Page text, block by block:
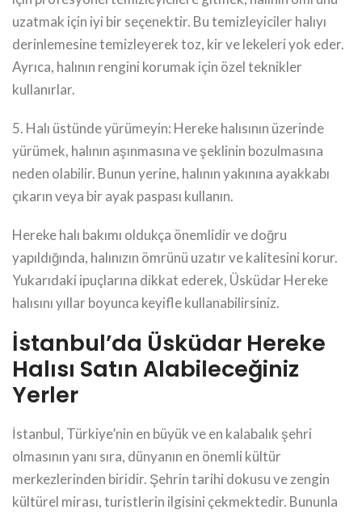
uzatmak için iyi bir seçenektir. Bu temizleyiciler halıyı
derinlemesine temizleyerek toz, kir ve lekeleri yok eder.
Ayrıca, halının rengini korumak için özel teknikler
kullanırlar.
5. Halı üstünde yürümeyin: Hereke halısının üzerinde
yürümek, halının aşınmasına ve şeklinin bozulmasına
neden olabilir. Bunun yerine, halının yakınına ayakkabı
çıkarın veya bir ayak paspası kullanın.
Hereke halı bakımı oldukça önemlidir ve doğru
yapıldığında, halınızın ömrünü uzatır ve kalitesini korur.
Yukarıdaki ipuçlarına dikkat ederek, Üsküdar Hereke
halısını yıllar boyunca keyifle kullanabilirsiniz.
İstanbul’da Üsküdar Hereke
Halısı Satın Alabileceğiniz
Yerler
İstanbul, Türkiye’nin en büyük ve en kalabalık şehri
olmasının yanı sıra, dünyanın en önemli kültür
merkezlerinden biridir. Şehrin tarihi dokusu ve zengin
kültürel mirası, turistlerin ilgisini çekmektedir. Bununla